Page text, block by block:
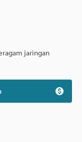
jaringan